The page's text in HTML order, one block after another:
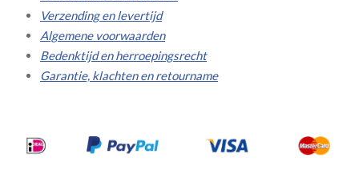
Verzending en levertijd
Algemene voorwaarden
Bedenktijd en herroepingsrecht
Garantie, klachten en retourname